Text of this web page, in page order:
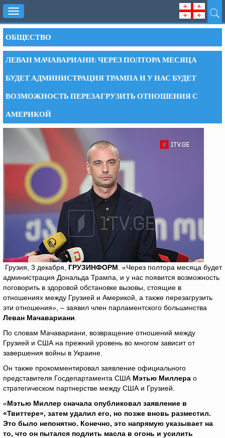
Toggle
navigation
ОБЩЕСТВО
ЛЕВАН МАЧАВАРИАНИ: ЧЕРЕЗ ПОЛТОРА МЕСЯЦА
БУДЕТ АДМИНИСТРАЦИЯ ТРАМПА И У НАС БУДЕТ
ВОЗМОЖНОСТЬ ПЕРЕЗАГРУЗИТЬ ОТНОШЕНИЯ С
АМЕРИКОЙ
Грузия, 3 декабря, ГРУЗИНФОРМ . «Через полтора месяца будет
администрация Дональда Трампа, и у нас появится возможность
поговорить в здоровой обстановке вызовы, стоящие в
отношениях между Грузией и Америкой, а также перезагрузить
эти отношения», – заявил член парламентского большинства
Леван Мачавариани
По словам Мачавариани, возвращение отношений между
Грузией и США на прежний уровень во многом зависит от
завершения войны в Украине.
Он также прокомментировал заявление официального
представителя Госдепартамента США Мэтью Миллера о
стратегическом партнерстве между США и Грузией.
«Мэтью Миллер сначала опубликовал заявление в
«Твиттере», затем удалил его, но позже вновь разместил.
Это было непонятно. Конечно, это напрямую указывает на
то, что он пытался подлить масла в огонь и усилить